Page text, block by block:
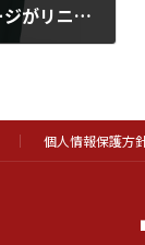
KAOKA（カオカ）個装パッケージがリニューアルされました
個人情報保護方